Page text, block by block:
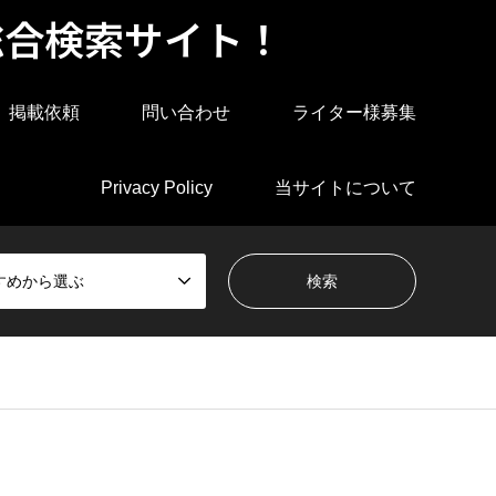
検索サイト！
掲載依頼 問い合わせ ライター様募集
Privacy Policy 当サイトについて
めから選ぶ